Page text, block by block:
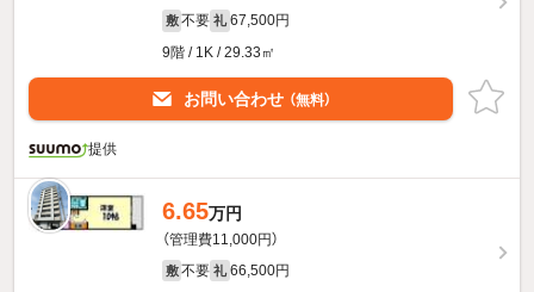
敷 不要 礼 67,500円
9階 / 1K / 29.33㎡
お問い合わせ （無料）
提供
6.65万円
（管理費11,000円）
敷 不要 礼 66,500円